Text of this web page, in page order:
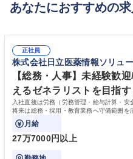
あなたにおすすめの求
正社員
株式会社日立医薬情報ソリュ
【総務・人事】未経験歓
えるゼネラリストを目指す
入社直後は労務（労務管理・給与計算・安
将来は総務・採用・教育業務へ守備範囲を
ます。
月給
27万7000円以上